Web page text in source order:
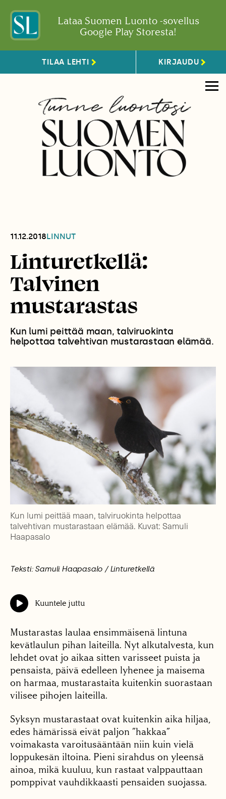
Lataa Suomen Luonto -sovellus
Google Play Storesta!
TILAA LEHTI KIRJAUDU
11.12.2018LINNUT
Linturetkellä:
Talvinen
mustarastas
Kun lumi peittää maan, talviruokinta
helpottaa talvehtivan mustarastaan elämää.
Kun lumi peittää maan, talviruokinta helpottaa
talvehtivan mustarastaan elämää. Kuvat: Samuli
Haapasalo
Teksti: Samuli Haapasalo / Linturetkellä
Kuuntele juttu
Mustarastas laulaa ensimmäisenä lintuna
kevätlaulun pihan laiteilla. Nyt alkutalvesta, kun
lehdet ovat jo aikaa sitten varisseet puista ja
pensaista, päivä edelleen lyhenee ja maisema
on harmaa, mustarastaita kuitenkin suorastaan
vilisee pihojen laiteilla.
Syksyn mustarastaat ovat kuitenkin aika hiljaa,
edes hämärissä eivät paljon ”hakkaa”
voimakasta varoitusääntään niin kuin vielä
loppukesän iltoina. Pieni sirahdus on yleensä
ainoa, mikä kuuluu, kun rastaat valppauttaan
pomppivat vauhdikkaasti pensaiden suojassa.